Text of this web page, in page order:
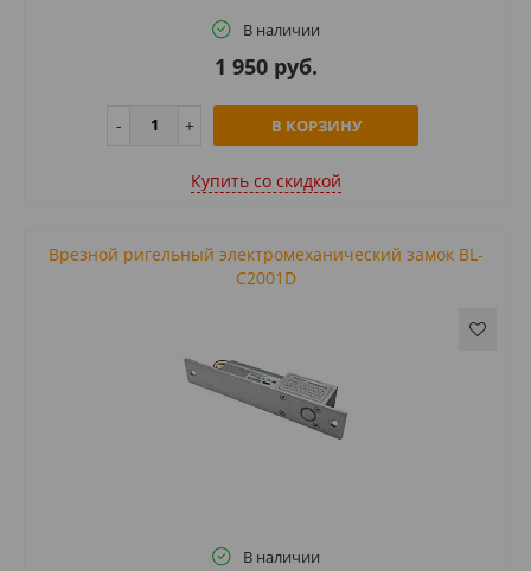
В наличии
1 950 руб.
В КОРЗИНУ
Купить cо скидкой
Врезной ригельный электромеханический замок BL-
C2001D
В наличии